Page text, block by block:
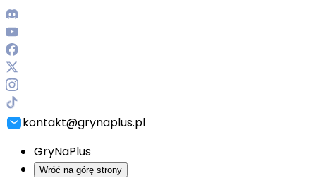
kontakt@grynaplus.pl
GryNaPlus
Wróć na górę strony